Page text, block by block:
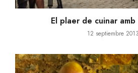
El plaer de cuinar amb
12 septiembre 2013